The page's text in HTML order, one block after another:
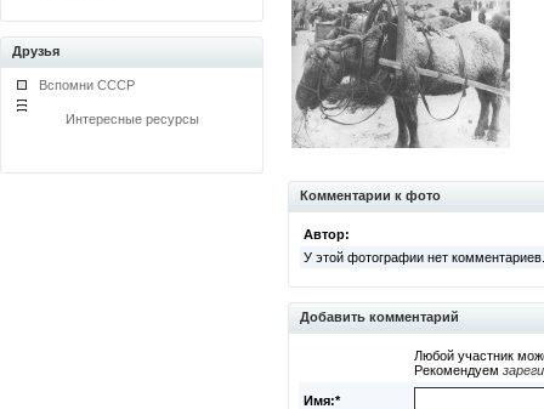
Друзья
Вспомни СССР
Интересные ресурсы
Комментарии к фото
Автор:
У этой фотографии нет комментариев.
Добавить комментарий
Любой участник
Рекомендуем
Имя:*